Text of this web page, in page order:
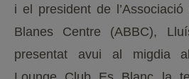
i el president de
Blanes Centre (ABBC),
presentat avui al migdia